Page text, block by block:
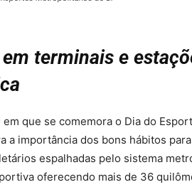
terminais e
que se comemora o Dia do
a importância dos bons hábitos
espalhadas pelo sistema
oferecendo mais de 36